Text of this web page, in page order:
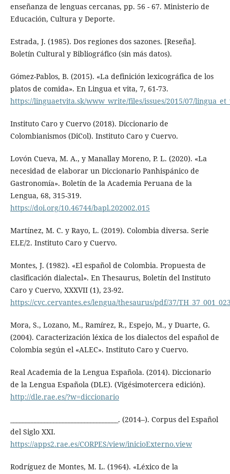
enseñanza de lenguas cercanas, pp. 56 - 67. Ministerio de
Educación, Cultura y Deporte.
Estrada, J. (1985). Dos regiones dos sazones. [Reseña].
Boletín Cultural y Bibliográfico (sin más datos).
Gómez-Pablos, B. (2015). «La definición lexicográfica de los
platos de comida». En Lingua et vita, 7, 61-73.
https://linguaetvita.sk/www_write/files/issues/2015/07/
Instituto Caro y Cuervo (2018). Diccionario de
Colombianismos (DiCol). Instituto Caro y Cuervo.
Lovón Cueva, M. A., y Manallay Moreno, P. L. (2020). «La
necesidad de elaborar un Diccionario Panhispánico de
Gastronomía». Boletín de la Academia Peruana de la
Lengua, 68, 315-319.
https://doi.org/10.46744/bapl.202002.015
Martínez, M. C. y Rayo, L. (2019). Colombia diversa. Serie
ELE/2. Instituto Caro y Cuervo.
Montes, J. (1982). «El español de Colombia. Propuesta de
clasificación dialectal». En Thesaurus, Boletín del Instituto
Caro y Cuervo, XXXVII (1), 23-92.
https://cvc.cervantes.es/lengua/thesaurus/pdf/37/
Mora, S., Lozano, M., Ramírez, R., Espejo, M., y Duarte, G.
(2004). Caracterización léxica de los dialectos del español de
Colombia según el «ALEC». Instituto Caro y Cuervo.
Real Academia de la Lengua Española. (2014). Diccionario
de la Lengua Española (DLE). (Vigésimotercera edición).
http://dle.rae.es/?w=diccionario
___________________________________. (2014–). Corpus del Español
del Siglo XXI.
https://apps2.rae.es/CORPES/view/inicioExterno.view
Rodríguez de Montes, M. L. (1964). «Léxico de la